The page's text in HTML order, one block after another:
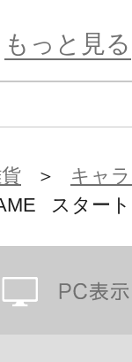
）
もっと見る
＞ キャ
スター